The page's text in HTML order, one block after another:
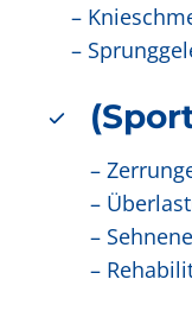
–
–
–
–
–
–